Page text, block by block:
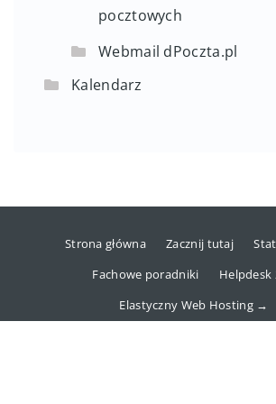
pocztowych
Webmail dPoczta.pl
Kalendarz
Strona główna Zacznij tutaj
Fachowe poradniki
Helpdesk
Elastyczny Web Hosting →